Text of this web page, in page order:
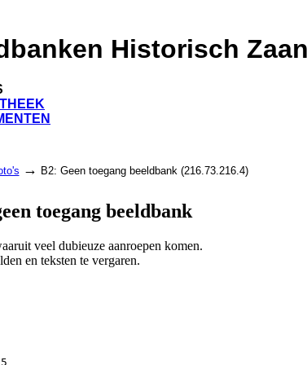
Historisch
→ B2: Geen toegang beeldbank (216.73.216.4)
toegang beeldbank
veel dubieuze aanroepen komen.
en teksten te vergaren.